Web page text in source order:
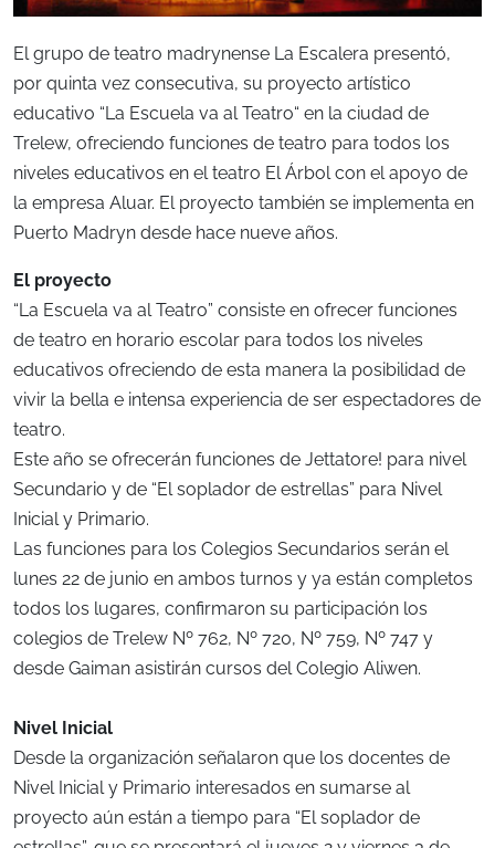
El grupo de teatro madrynense La Escalera presentó,
por quinta vez consecutiva, su proyecto artístico
educativo “La Escuela va al Teatro“ en la ciudad de
Trelew, ofreciendo funciones de teatro para todos los
niveles educativos en el teatro El Árbol con el apoyo de
la empresa Aluar. El proyecto también se implementa en
Puerto Madryn desde hace nueve años.
El proyecto
“La Escuela va al Teatro” consiste en ofrecer funciones
de teatro en horario escolar para todos los niveles
educativos ofreciendo de esta manera la posibilidad de
vivir la bella e intensa experiencia de ser espectadores de
teatro.
Este año se ofrecerán funciones de Jettatore! para nivel
Secundario y de “El soplador de estrellas” para Nivel
Inicial y Primario.
Las funciones para los Colegios Secundarios serán el
lunes 22 de junio en ambos turnos y ya están completos
todos los lugares, confirmaron su participación los
colegios de Trelew Nº 762, Nº 720, Nº 759, Nº 747 y
desde Gaiman asistirán cursos del Colegio Aliwen.
Nivel Inicial
Desde la organización señalaron que los docentes de
Nivel Inicial y Primario interesados en sumarse al
proyecto aún están a tiempo para “El soplador de